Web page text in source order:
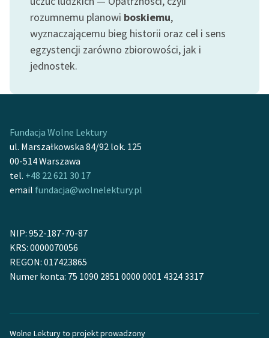
Feministyczne inspiracje.
Popularyzacja
skandynawskiej literatury
feministycznej
Ręce pełne poezji
do domeny publicznej,
lektur szkolnych oraz
Starego Testamentu
Odkurzamy bohaterów
O nas
Kontakt
rozumnemu planowi boskiemu,
wyznaczającemu bieg historii oraz cel i sens
egzystencji zarówno zbiorowości, jak i
jednostek.
Fundacja Wolne Lektury
ul. Marszałkowska 84/92 lok. 125
00-514 Warszawa
tel. +48 22 621 30 17
email fundacja@wolnelektury.pl
NIP: 952-187-70-87
KRS: 0000070056
REGON: 017423865
Numer konta: 75 1090 2851 0000 0001 4324 3317
Wolne Lektury to projekt prowadzony